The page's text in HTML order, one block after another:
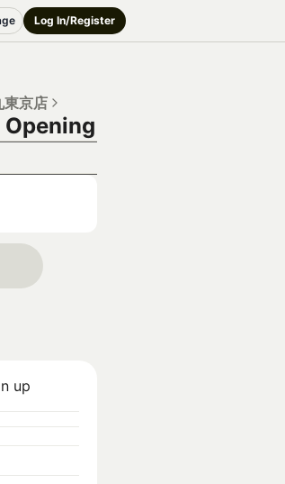
Log In/Register
東京店
Opening
up